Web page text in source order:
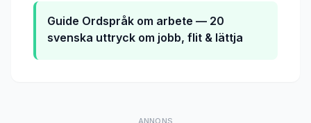
Guide Ordspråk om arbete — 20
svenska uttryck om jobb, flit & lättja
ANNONS